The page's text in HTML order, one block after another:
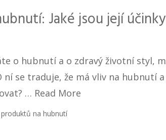
Jaké jsou její
o hubnutí a o zdravý životní styl,
ní se traduje, že má vliv na hubnutí
… Read More
produktů na hubnutí